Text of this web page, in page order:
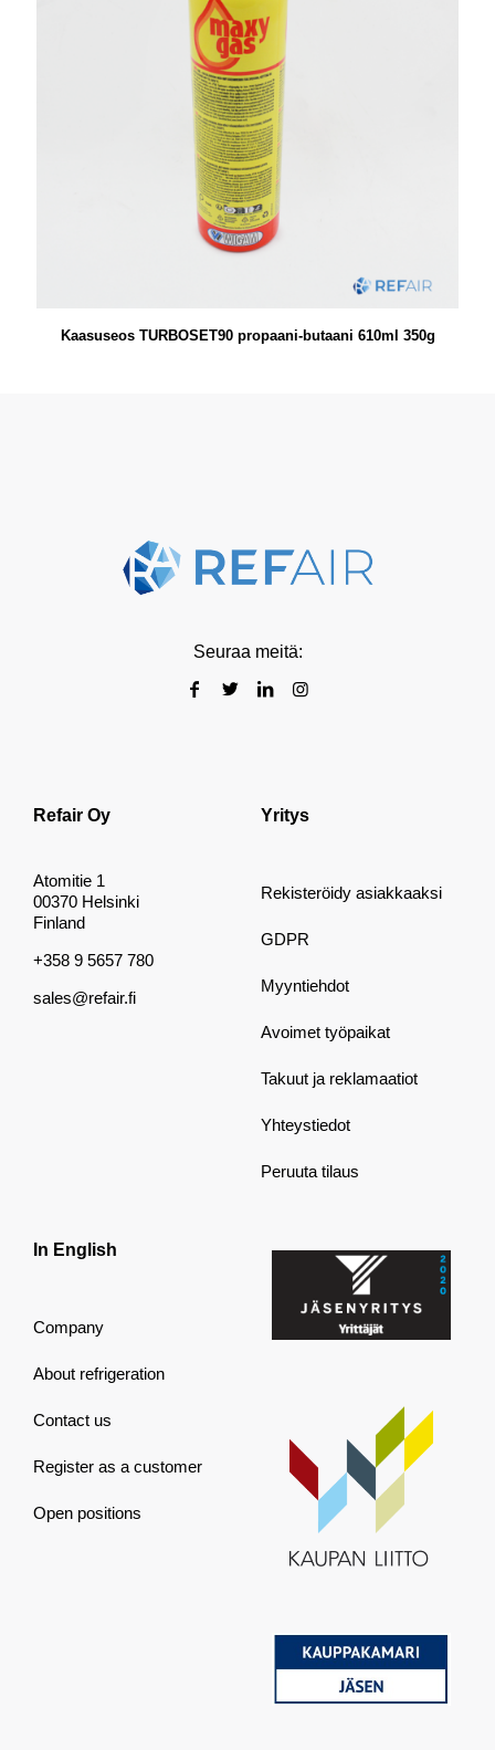
Kaasuseos TURBOSET90 propaani-butaani 610ml 350g
Seuraa meitä:
Refair Oy
Atomitie 1
00370 Helsinki
Finland
+358 9 5657 780
sales@refair.fi
Yritys
Rekisteröidy asiakkaaksi
GDPR
Myyntiehdot
Avoimet työpaikat
Takuut ja reklamaatiot
Yhteystiedot
Peruuta tilaus
In English
Company
About refrigeration
Contact us
Register as a customer
Open positions